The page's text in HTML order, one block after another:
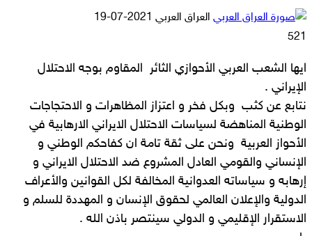
العراق العربي أرسل
2021-07-19
521
ايها الشعب العربي الأحوازي الثائر المقاوم بوجه الاحتلال
الإيراني .
نتابع عن كثب وبكل فخر و اعتزاز المظاهرات و الاحتجاجات
الوطنية المناهضة لسياسات الاحتلال الايراني الارهابية في
الأحواز العربية ونحن على ثقة تامة ان كفاحكم الوطني و
الإنساني والقومي العادل المشروع ضد الاحتلال الايراني و
إرهابه و سياساته العدوانية المخالفة لكل القوانين والأعراف
الدولية والإعلان العالمي لحقوق الإنسان و المهددة للسلم و
الاستقرار الإقليمي و الدولي سينتصر باذن الله .